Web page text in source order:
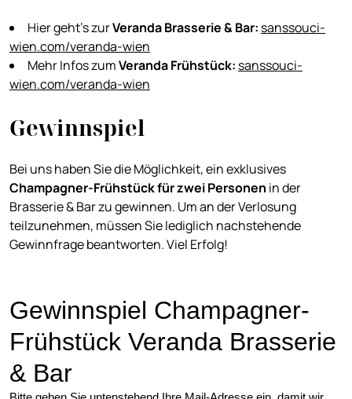
Hier geht’s zurVeranda Brasserie & Bar: sanssouci-
wien.com/veranda-wien
Mehr Infos zumVeranda Frühstück: sanssouci-
wien.com/veranda-wien
Gewinnspiel
Bei uns haben Sie die Möglichkeit, ein exklusives
Champagner-Frühstück für zwei Personen in der
Brasserie & Bar zu gewinnen. Um an der Verlosung
teilzunehmen, müssen Sie lediglich nachstehende
Gewinnfrage beantworten. Viel Erfolg!